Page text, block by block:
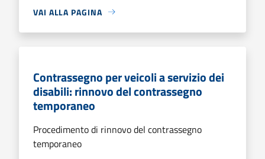
VAI ALLA PAGINA
Contrassegno per veicoli a servizio dei
disabili: rinnovo del contrassegno
temporaneo
Procedimento di rinnovo del contrassegno
temporaneo